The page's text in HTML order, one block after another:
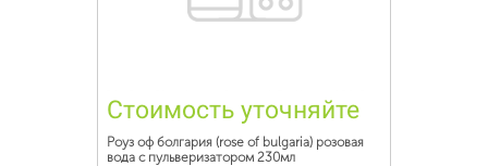
Стоимость уточняйте
Роуз оф болгария (rose of bulgaria) розовая
вода с пульверизатором 230мл